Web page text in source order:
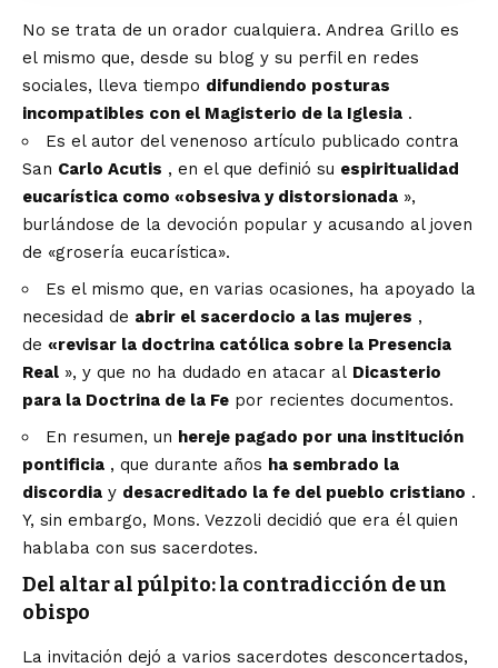
No se trata de un orador cualquiera. Andrea Grillo es
el mismo que, desde su blog y su perfil en redes
sociales, lleva tiempo difundiendo posturas
incompatibles con el Magisterio de la Iglesia .
Es el autor del venenoso artículo publicado contra
San Carlo Acutis , en el que definió su espiritualidad
eucarística como «obsesiva y distorsionada »,
burlándose de la devoción popular y acusando al joven
de «grosería eucarística».
Es el mismo que, en varias ocasiones, ha apoyado la
necesidad de abrir el sacerdocio a las mujeres ,
de «revisar la doctrina católica sobre la Presencia
Real », y que no ha dudado en atacar al Dicasterio
para la Doctrina de la Fe por recientes documentos.
En resumen, un hereje pagado por una institución
pontificia , que durante años ha sembrado la
discordia y desacreditado la fe del pueblo cristiano .
Y, sin embargo, Mons. Vezzoli decidió que era él quien
hablaba con sus sacerdotes.
Del altar al púlpito: la contradicción de un
obispo
La invitación dejó a varios sacerdotes desconcertados,